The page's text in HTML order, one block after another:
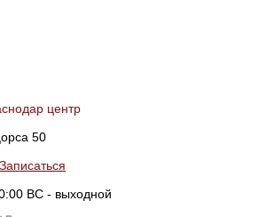
центр
50
Записаться
ВС - выходной